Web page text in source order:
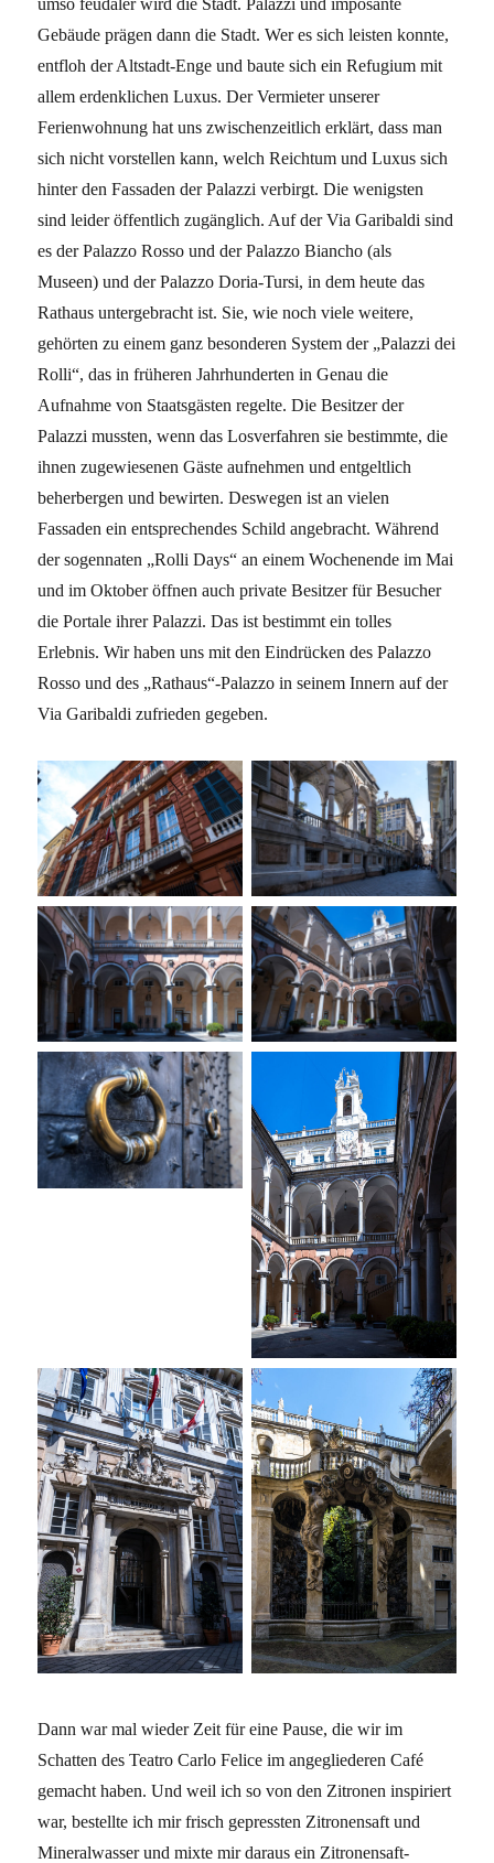
Gebäude prägen dann die Stadt. Wer es sich leisten konnte,
entfloh der Altstadt-Enge und baute sich ein Refugium mit
allem erdenklichen Luxus. Der Vermieter unserer
Ferienwohnung hat uns zwischenzeitlich erklärt, dass man
sich nicht vorstellen kann, welch Reichtum und Luxus sich
hinter den Fassaden der Palazzi verbirgt. Die wenigsten
sind leider öffentlich zugänglich. Auf der Via Garibaldi sind
es der Palazzo Rosso und der Palazzo Biancho (als
Museen) und der Palazzo Doria-Tursi, in dem heute das
Rathaus untergebracht ist. Sie, wie noch viele weitere,
gehörten zu einem ganz besonderen System der „Palazzi dei
Rolli“, das in früheren Jahrhunderten in Genau die
Aufnahme von Staatsgästen regelte. Die Besitzer der
Palazzi mussten, wenn das Losverfahren sie bestimmte, die
ihnen zugewiesenen Gäste aufnehmen und entgeltlich
beherbergen und bewirten. Deswegen ist an vielen
Fassaden ein entsprechendes Schild angebracht. Während
der sogennaten „Rolli Days“ an einem Wochenende im Mai
und im Oktober öffnen auch private Besitzer für Besucher
die Portale ihrer Palazzi. Das ist bestimmt ein tolles
Erlebnis. Wir haben uns mit den Eindrücken des Palazzo
Rosso und des „Rathaus“-Palazzo in seinem Innern auf der
Via Garibaldi zufrieden gegeben.
Dann war mal wieder Zeit für eine Pause, die wir im
Schatten des Teatro Carlo Felice im angegliederen Café
gemacht haben. Und weil ich so von den Zitronen inspiriert
war, bestellte ich mir frisch gepressten Zitronensaft und
Mineralwasser und mixte mir daraus ein Zitronensaft-